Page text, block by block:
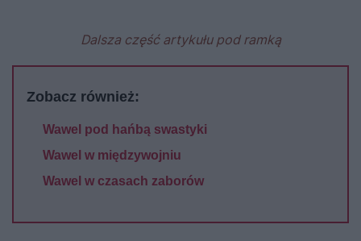
Dalsza część artykułu pod ramką
Zobacz również:
Wawel pod hańbą swastyki
Wawel w międzywojniu
Wawel w czasach zaborów